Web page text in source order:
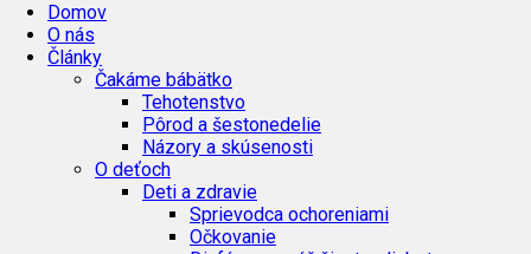
Domov
O nás
Články
Čakáme bábätko
Tehotenstvo
Pôrod a šestonedelie
Názory a skúsenosti
O deťoch
Deti a zdravie
Sprievodca ochoreniami
Očkovanie